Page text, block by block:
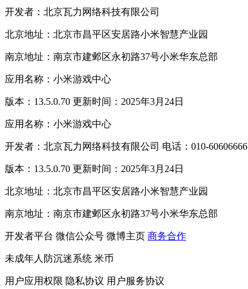
开发者：北京瓦力网络科技有限公司
北京地址：北京市昌平区安居路小米智慧产业园
南京地址：南京市建邺区永初路37号小米华东总部
应用名称：小米游戏中心
版本：13.5.0.70 更新时间：2025年3月24日
应用名称：小米游戏中心
开发者：北京瓦力网络科技有限公司 电话：010-60606666
版本：13.5.0.70 更新时间：2025年3月24日
北京地址：北京市昌平区安居路小米智慧产业园
南京地址：南京市建邺区永初路37号小米华东总部
开发者平台 微信公众号 微博主页 商务合作
未成年人防沉迷系统 米币
用户应用权限 隐私协议 用户服务协议